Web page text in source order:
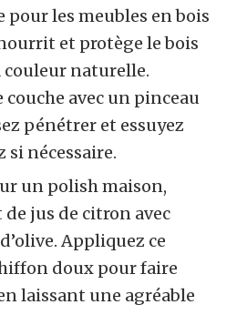
pour les meubles en bois
et protège le bois
naturelle.
avec un pinceau
pénétrer et essuyez
si nécessaire.
un polish maison,
jus de citron avec
Appliquez ce
doux pour faire
laissant une agréable